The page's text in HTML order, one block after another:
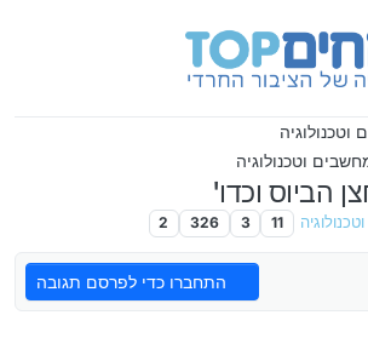
וטכנולוגיה
וטכנולוגיה
הביוס וכדו'
11
3
326
2
התחברו כדי לפרסם תגובה